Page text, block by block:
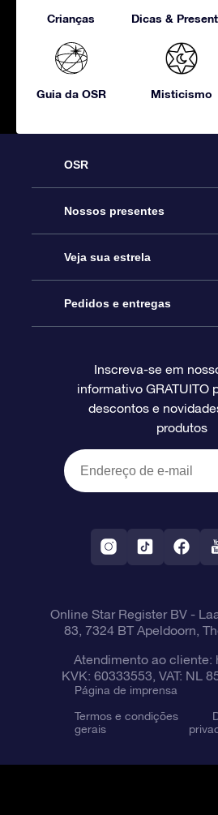
Crianças Dicas &
Guia da OSR Misticismo
OSR
Serviço
Entre em contato conosco
Blog
Avaliações
Nossos presentes
Presente estrelar on-line
Pacote de presente da OSR
O cartão de presente da OSR
Presentes corporativos
Veja sua estrela
Star Register
Página estelar personalizada
Um Milhão de Estrelas
OSR Starsaver
Aplicativo RV Fly me to the
Pedidos e entregas
Informações de pagamento
Política de devolução
Constelações
Inscreva-se em
informativo GRATUITO
descontos e
produtos
Online Star Register BV-
83, 7324 BT Apeldoorn,
Atendimento ao cliente:
KVK: 60333553, VAT: NL
Página de imprensa
Termos e condições
gerais